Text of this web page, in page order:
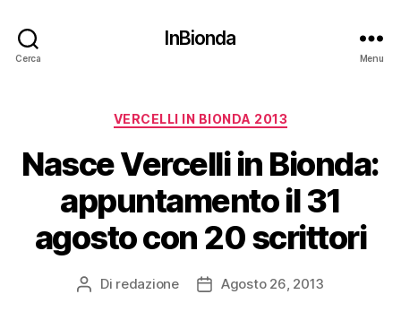
Cerca
InBionda
Menu
Categorie
VERCELLI IN BIONDA 2013
Nasce Vercelli in Bionda:
appuntamento il 31
agosto con 20 scrittori
Autore
Di redazione
DataAgosto 26, 2013